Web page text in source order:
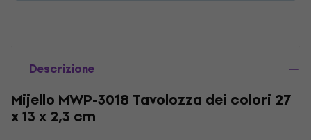
Descrizione
Mijello MWP-3018 Tavolozza dei colori 27
x 13 x 2,3 cm